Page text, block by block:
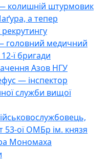
колишній штурмовик
а тепер
головний медичний
ї бригади
Азов НГУ
— інспектор
служби вищої
53-ої ОМБр ім. князя
Мономаха